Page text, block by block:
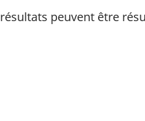
peuvent être